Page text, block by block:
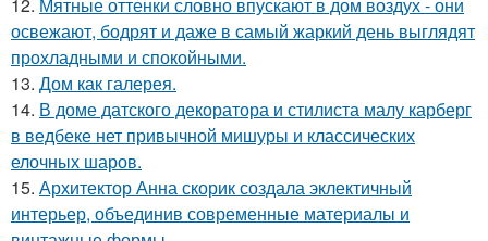
освежают, бодрят и даже в самый жаркий день выглядят
прохладными и спокойными.
13. Дом как галерея.
14. В доме датского декоратора и стилиста малу карберг
в ведбеке нет привычной мишуры и классических
елочных шаров.
15. Архитектор Анна скорик создала эклектичный
интерьер, объединив современные материалы и